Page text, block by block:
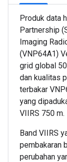
Produk data
Partnership
Imaging
(VNP64A1)
grid global
dan kualitas
terbakar
yang
VIIRS 750 m.
Band VIIRS
pembakaran
perubahan